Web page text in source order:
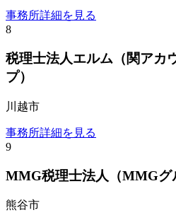
事務所詳細を見る
8
税理士法人エルム（関アカ
プ）
川越市
事務所詳細を見る
9
MMG税理士法人（MMGグ
熊谷市